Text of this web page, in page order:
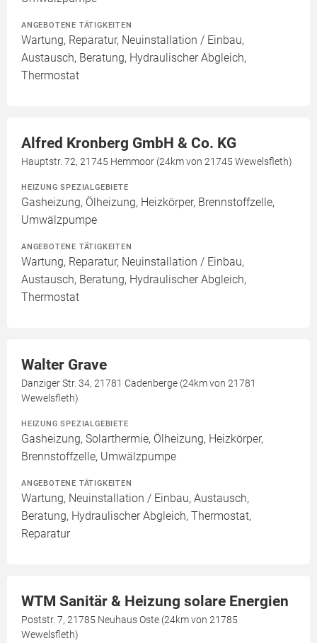
ANGEBOTENE TÄTIGKEITEN
Wartung, Reparatur, Neuinstallation / Einbau,
Austausch, Beratung, Hydraulischer Abgleich,
Thermostat
Alfred Kronberg GmbH & Co. KG
Hauptstr. 72, 21745 Hemmoor (24km von 21745 Wewelsfleth)
HEIZUNG SPEZIALGEBIETE
Gasheizung, Ölheizung, Heizkörper, Brennstoffzelle,
Umwälzpumpe
ANGEBOTENE TÄTIGKEITEN
Wartung, Reparatur, Neuinstallation / Einbau,
Austausch, Beratung, Hydraulischer Abgleich,
Thermostat
Walter Grave
Danziger Str. 34, 21781 Cadenberge (24km von 21781
Wewelsfleth)
HEIZUNG SPEZIALGEBIETE
Gasheizung, Solarthermie, Ölheizung, Heizkörper,
Brennstoffzelle, Umwälzpumpe
ANGEBOTENE TÄTIGKEITEN
Wartung, Neuinstallation / Einbau, Austausch,
Beratung, Hydraulischer Abgleich, Thermostat,
Reparatur
WTM Sanitär & Heizung solare Energien
Poststr. 7, 21785 Neuhaus Oste (24km von 21785
Wewelsfleth)